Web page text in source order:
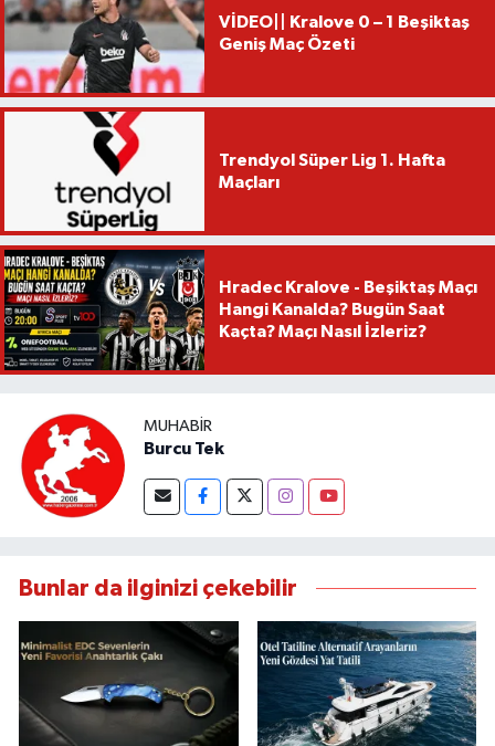
VİDEO|| Kralove 0 – 1 Beşiktaş
Geniş Maç Özeti
Trendyol Süper Lig 1. Hafta
Maçları
Hradec Kralove - Beşiktaş Maçı
Hangi Kanalda? Bugün Saat
Kaçta? Maçı Nasıl İzleriz?
MUHABIR
Burcu Tek
Bunlar da ilginizi çekebilir